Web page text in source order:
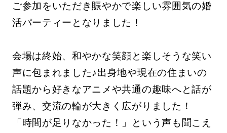
ご参加をいただき賑やかで楽しい雰囲気の婚
活パーティーとなりました！
会場は終始、和やかな笑顔と楽しそうな笑い
声に包まれました♪出身地や現在の住まいの
話題から好きなアニメや共通の趣味へと話が
弾み、交流の輪が大きく広がりました！
「時間が足りなかった！」という声も聞こえ